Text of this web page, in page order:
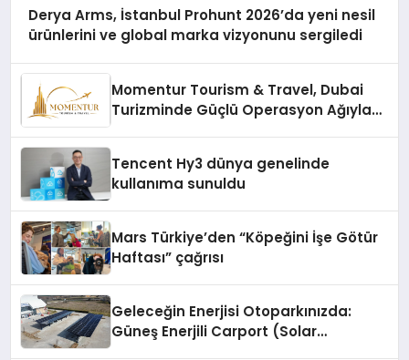
Derya Arms, İstanbul Prohunt 2026’da yeni nesil
ürünlerini ve global marka vizyonunu sergiledi
Momentur Tourism & Travel, Dubai
Turizminde Güçlü Operasyon Ağıyla
Tencent Hy3 dünya genelinde
kullanıma sunuldu
Mars Türkiye’den “Köpeğini İşe Götür
Haftası” çağrısı
Geleceğin Enerjisi Otoparkınızda:
Güneş Enerjili Carport (Solar